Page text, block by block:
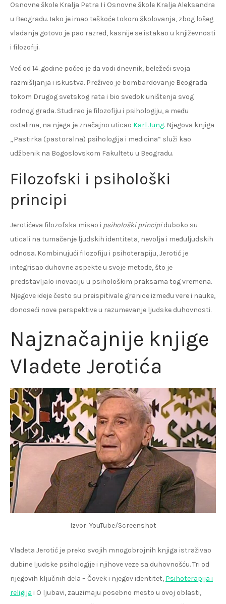
Osnovne škole Kralja Petra I i Osnovne škole Kralja Aleksandra
u Beogradu. Iako je imao teškoće tokom školovanja, zbog lošeg
vladanja gotovo je pao razred, kasnije se istakao u književnosti
i filozofiji.
Već od 14. godine počeo je da vodi dnevnik, beležeći svoja
razmišljanja i iskustva. Preživeo je bombardovanje Beograda
tokom Drugog svetskog rata i bio svedok uništenja svog
rodnog grada. Studirao je filozofiju i psihologiju, a među
ostalima, na njega je značajno uticao Karl Jung. Njegova knjiga
„Pastirka (pastoralna) psihologija i medicina“ služi kao
udžbenik na Bogoslovskom Fakultetu u Beogradu.
Filozofski i psihološki
principi
Jerotićeva filozofska misao i psihološki principiduboko su
uticali na tumačenje ljudskih identiteta, nevolja i međuljudskih
odnosa. Kombinujući filozofiju i psihoterapiju, Jerotić je
integrisao duhovne aspekte u svoje metode, što je
predstavljalo inovaciju u psihološkim praksama tog vremena.
Njegove ideje često su preispitivale granice između vere i nauke,
donoseći nove perspektive u razumevanje ljudske duhovnosti.
Najznačajnije knjige
Vladete Jerotića
Izvor: YouTube/Screenshot
Vladeta Jerotić je preko svojih mnogobrojnih knjiga istraživao
dubine ljudske psihologije i njihove veze sa duhovnošću. Tri od
njegovih ključnih dela – Čovek i njegov identitet, Psihoterapija i
religija i O ljubavi, zauzimaju posebno mesto u ovoj oblasti,